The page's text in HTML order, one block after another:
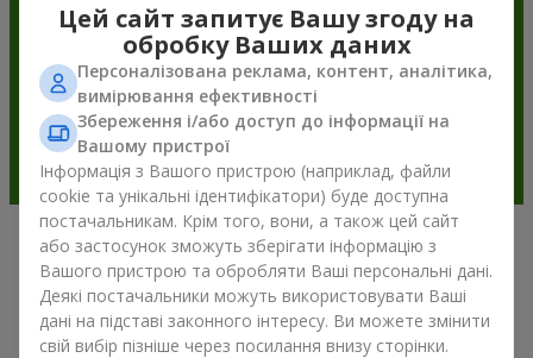
Подарункові корзини —
універсальний подарунок на будь-
яке свято
Цей сайт запитує Вашу згоду на
обробку Ваших даних
Персоналізована реклама, контент, аналітика,
вимірювання ефективності
Збереження і/або доступ до інформації на
Вашому пристрої
Інформація з Вашого пристрою (наприклад, файли
cookie та унікальні ідентифікатори) буде доступна
постачальникам. Крім того, вони, а також цей сайт
або застосунок зможуть зберігати інформацію з
Вашого пристрою та обробляти Ваші персональні дані.
Деякі постачальники можуть використовувати Ваші
дані на підставі законного інтересу. Ви можете змінити
свій вибір пізніше через посилання внизу сторінки.